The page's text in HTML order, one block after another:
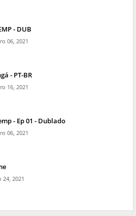
- DUB
06, 2021
- PT-BR
16, 2021
- Ep 01 - Dublado
06, 2021
2021